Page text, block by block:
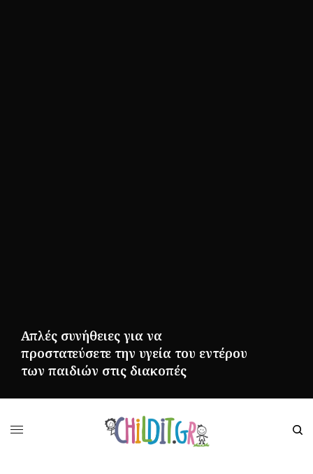
Απλές συνήθειες για να
προστατεύσετε την υγεία του εντέρου
των παιδιών στις διακοπές